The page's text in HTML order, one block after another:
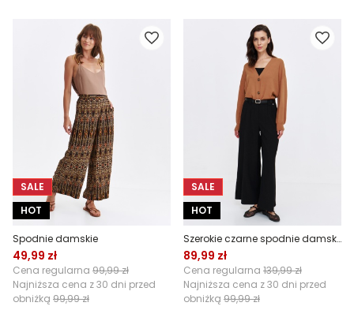
SALE
HOT
Spodnie damskie
49,99 zł
Cena regularna 99,99 zł
Najniższa cena z 30 dni przed
obniżką 99,99 zł
SALE
HOT
Szerokie czarne spodnie damskie
89,99 zł
Cena regularna 139,99 zł
Najniższa cena z 30 dni przed
obniżką 99,99 zł